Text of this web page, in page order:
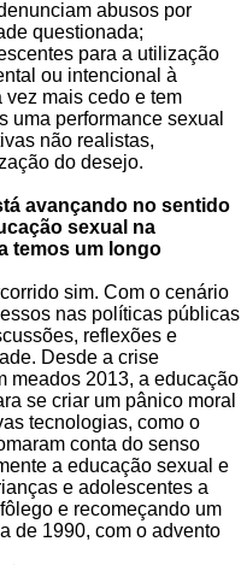
abusos por
questionada;
para a utilização
ou intencional à
mais cedo e tem
uma performance sexual
não realistas,
do desejo.
avançando no sentido
sexual na
temos um longo
sim. Com o cenário
nas políticas públicas
reflexões e
Desde a crise
meados 2013, a educação
se criar um pânico moral
tecnologias, como o
conta do senso
a educação sexual e
e adolescentes a
e recomeçando um
de 1990, com o advento